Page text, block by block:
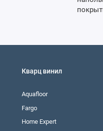
Кварц винил
Aquafloor
Fargo
Home Expert